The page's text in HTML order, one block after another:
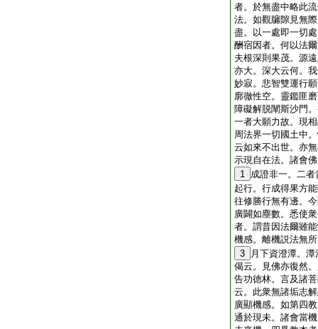
者。於無盡中略此
法。如觀牖隙見無
盡。以一處即一切
酬宿因者。何以法
夫根深則果茂。源
亦大。深大云何。
妙寂。悲智雙運行
廓徹性空。靈鑑匪
障礙解脱闡斯沙門
一者大願力故。現
周法界一切國土中
云如來不出世。亦
示現自在法。諸會
1 成證非一。二
起行。行成得果方
往修勝行無有邊。
廣闢如塵數。悉使
者。謂昔因法爾雖
機感。離機説法無
3
月下資澄潭。
偈云。見佛亦復然
告功徳林。言及諸
云。此衆無諸垢志
廣顯機感。如第四
通於現未。諸會當